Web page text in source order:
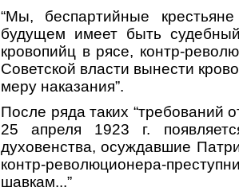
“Мы, беспартийные
будущем имеет быть
кровопийц в рясе, контр-
Советской власти вынести
меру наказания”.
После ряда таких “требований
25 апреля 1923 г.
духовенства, осуждавшие
контр-революционера-
шавкам...”